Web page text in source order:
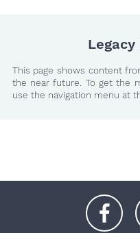
This page shows content
the near future. To get the
use the navigation menu at